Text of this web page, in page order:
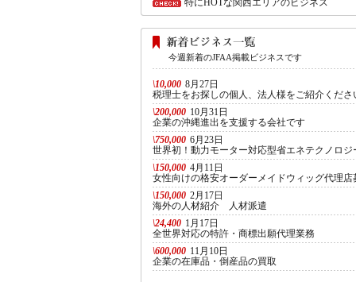
特にHOTな関西エリアのビジネス
今週新着のJFAA掲載ビジネスです
\10,000 8月27日
税理士をお探しの個人、法人様をご紹介くだ
\200,000 10月31日
企業の沖縄進出を支援する会社です
\750,000 6月23日
世界初！動力モーター対応型省エネテクノロジ
\150,000 4月11日
女性向けの格安オーダーメイドウィッグ代理店
\150,000 2月17日
海外の人材紹介 人材派遣
\24,400 1月17日
全世界対応の特許・商標出願代理業務
\600,000 11月10日
企業の在庫品・倒産品の買取